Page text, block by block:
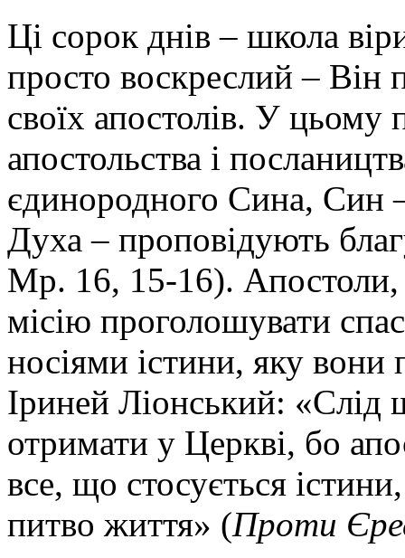
Ці сорок днів – школа
просто воскреслий – Він
своїх апостолів. У цьому
апостольства і
єдинородного Сина, Син
Духа – проповідують
Мр. 16, 15-16). Апостоли,
місію проголошувати
носіями істини, яку вони
Іриней Ліонський: «Слід
отримати у Церкві, бо
все, що стосується
питво життя» (Проти